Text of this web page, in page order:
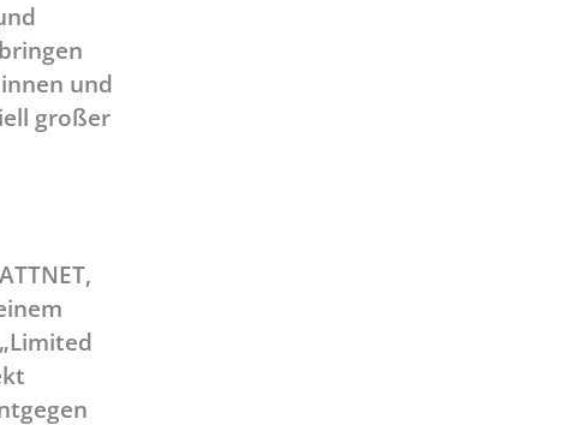
und
großer